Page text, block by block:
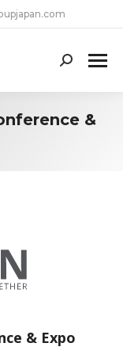
Search:
&
& Expo